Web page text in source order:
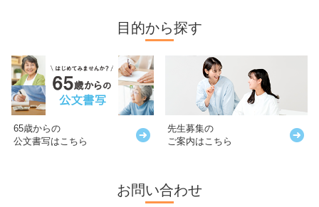
目的から探す
65歳からの
公文書写はこちら
先生募集の
ご案内はこちら
お問い合わせ